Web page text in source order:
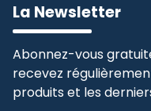
La Newsletter
Abonnez-vous
recevez
produits et les